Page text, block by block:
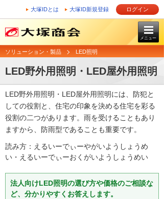
大塚IDとは 大塚ID新規登録 ログイン
メニュー
ソリューション・製品 LED照明
LED野外用照明・LED屋外用照明
LED野外用照明・LED屋外用照明には、防犯と
しての役割と、住宅の印象を決める住宅を彩る
役割の二つがあります。雨を受けることもあり
ますから、防雨型であることも重要です。
読み方：えるいーでぃーやがいようしょうめ
い・えるいーでぃーおくがいようしょうめい
法人向けLED照明の選び方や価格のご相談な
ど、分かりやすくお答えします。